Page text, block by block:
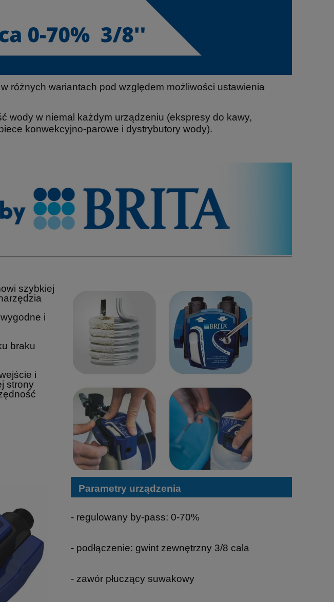
różnych wariantach pod względem możliwości ustawienia
wody w niemal każdym urządzeniu (ekspresy do kawy,
konwekcyjno-parowe i dystrybutory wody).
szybkiej
i
braku
i
strony
Parametry urządzenia
- regulowany by-pass: 0-70%
- podłączenie: gwint zewnętrzny 3/8 cala
- zawór płuczący suwakowy